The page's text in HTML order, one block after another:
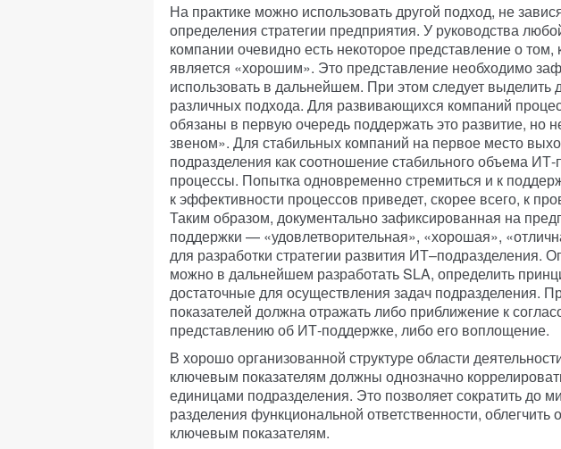
На практике можно использовать другой подход, не
определения стратегии предприятия. У руководства
компании очевидно есть некоторое представление о
является «хорошим». Это представление необходимо
использовать в дальнейшем. При этом следует выделить
различных подхода. Для развивающихся компаний
обязаны в первую очередь поддержать это развитие, но
звеном». Для стабильных компаний на первое место
подразделения как соотношение стабильного объема
процессы. Попытка одновременно стремиться и к
к эффективности процессов приведет, скорее всего, к
Таким образом, документально зафиксированная на
поддержки — «удовлетворительная», «хорошая»,
для разработки стратегии развития ИТ–подразделения.
можно в дальнейшем разработать SLA, определить
достаточные для осуществления задач подразделения.
показателей должна отражать либо приближение к
представлению об ИТ-поддержке, либо его воплощение.
В хорошо организованной структуре области
ключевым показателям должны однозначно
единицами подразделения. Это позволяет сократить до
разделения функциональной ответственности, облегчить
ключевым показателям.